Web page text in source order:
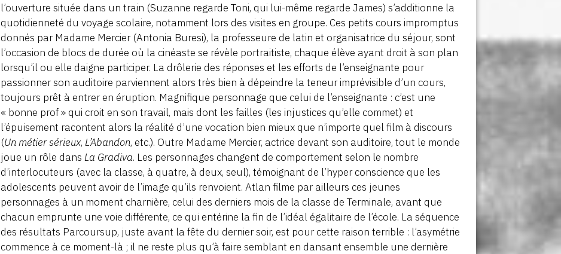
l’ouverture située dans un train (Suzanne regarde Toni, qui lui-même regarde James) s’additionne la
quotidienneté du voyage scolaire, notamment lors des visites en groupe. Ces petits cours impromptus
donnés par Madame Mercier (Antonia Buresi), la professeure de latin et organisatrice du séjour, sont
l’occasion de blocs de durée où la cinéaste se révèle portraitiste, chaque élève ayant droit à son plan
lorsqu’il ou elle daigne participer. La drôlerie des réponses et les efforts de l’enseignante pour
passionner son auditoire parviennent alors très bien à dépeindre la teneur imprévisible d’un cours,
toujours prêt à entrer en éruption. Magnifique personnage que celui de l’enseignante : c’est une
« bonne prof » qui croit en son travail, mais dont les failles (les injustices qu’elle commet) et
l’épuisement racontent alors la réalité d’une vocation bien mieux que n’importe quel film à discours
(Un métier sérieux,L’Abandon, etc.). Outre Madame Mercier, actrice devant son auditoire, tout le monde
joue un rôle dansLa Gradiva. Les personnages changent de comportement selon le nombre
d’interlocuteurs (avec la classe, à quatre, à deux, seul), témoignant de l’hyper conscience que les
adolescents peuvent avoir de l’image qu’ils renvoient. Atlan filme par ailleurs ces jeunes
personnages à un moment charnière, celui des derniers mois de la classe de Terminale, avant que
chacun emprunte une voie différente, ce qui entérine la fin de l’idéal égalitaire de l’école. La séquence
des résultats Parcoursup, juste avant la fête du dernier soir, est pour cette raison terrible : l’asymétrie
commence à ce moment-là ; il ne reste plus qu’à faire semblant en dansant ensemble une dernière